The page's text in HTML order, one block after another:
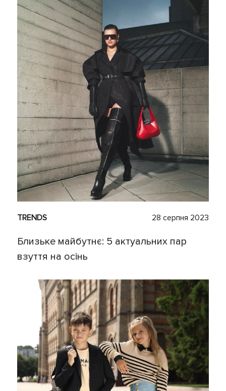
TRENDS 28 серпня 2023
Близьке майбутнє: 5 актуальних пар
взуття на осінь